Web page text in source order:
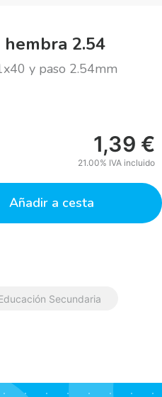
2.54
y paso 2.54mm
1,39 €
21.00% IVA incluido
Añadir a cesta
Secundaria